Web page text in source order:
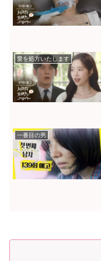
愛を処方いたします
一番目の男